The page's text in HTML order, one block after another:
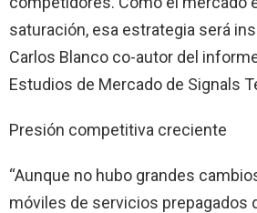
saturación, esa estrategia será
Carlos Blanco co-autor del
Estudios de Mercado de Signals
Presión competitiva creciente
“Aunque no hubo grandes
móviles de servicios prepagados